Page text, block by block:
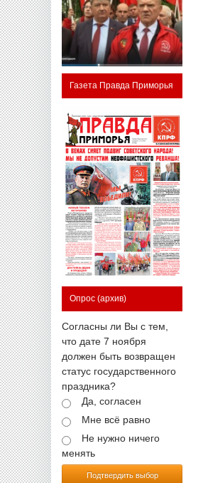
Газета Правда Приморья
Опрос (архив)
Согласны ли Вы с тем,
что дате 7 ноября
должен быть возвращен
статус государственного
праздника?
Да, согласен
Мне всё равно
Не нужно ничего
менять
Подтвердить выбор